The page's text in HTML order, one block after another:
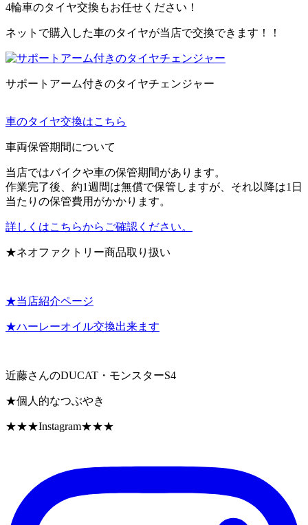
4輪車のタイヤ交換もお任せください！
ネットで購入した車のタイヤが当店で交換できます！！
サポートアーム付きのタイヤチェンジャー
車のタイヤ交換はこちら
車両保管期間について
当店ではバイクや車の保管期間があります。
作業完了後、約1週間は無償で保管しますが、それ以降は1日
当たりの保管費用がかかります。
詳しくはこちらからご確認ください。
★ネオファクトリー商品取り扱い
★当店紹介ページ
★ハーレーオイル交換出来ます
近藤さんのDUCAT・モンスターS4
★個人的なつぶやき
★★★Instagram★★★